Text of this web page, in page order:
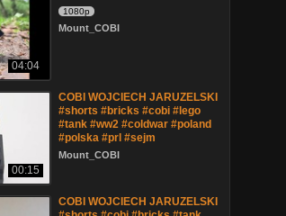
04:04
1080p
Mount_COBI
00:15
COBI WOJCIECH JARUZELSKI
#shorts #bricks #cobi #lego
#tank #ww2 #coldwar #poland
#polska #prl #sejm
Mount_COBI
COBI WOJCIECH JARUZELSKI